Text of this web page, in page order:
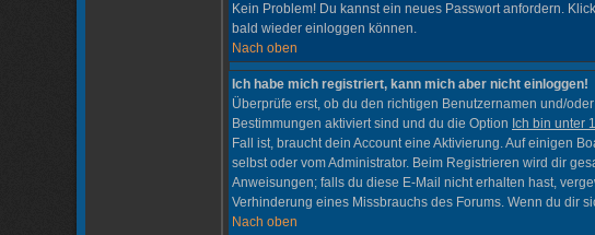
Kein Problem! Du kannst ein neues Passwort anfordern.
bald wieder einloggen können.
Nach oben
Ich habe mich registriert, kann mich aber nicht einloggen!
Überprüfe erst, ob du den richtigen Benutzernamen und/
Bestimmungen aktiviert sind und du die Option Ich bin unter
Fall ist, braucht dein Account eine Aktivierung. Auf einigen
selbst oder vom Administrator. Beim Registrieren wird dir
Anweisungen; falls du diese E-Mail nicht erhalten hast,
Verhinderung eines Missbrauchs des Forums. Wenn du dir
Nach oben